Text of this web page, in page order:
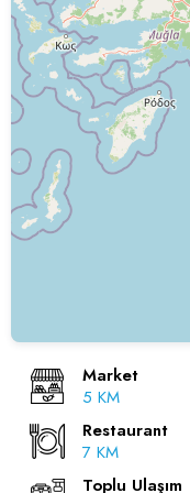
Market
5 KM
Restaurant
7 KM
Toplu Ulaşım